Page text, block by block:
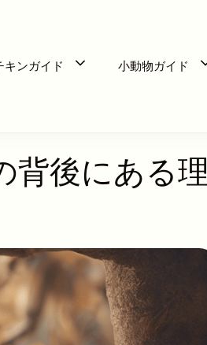
キンガイド 小動物ガイド
背後にある理